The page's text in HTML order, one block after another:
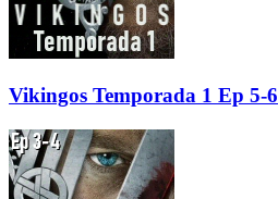
Vikingos Temporada 1 Ep 5-6